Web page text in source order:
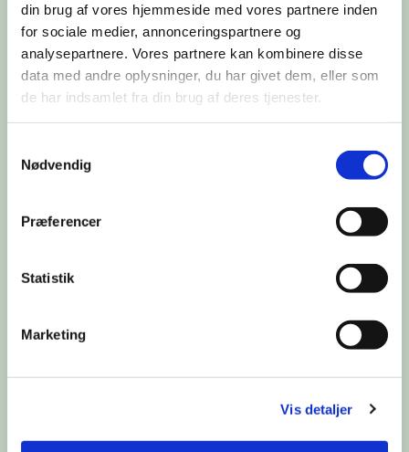
din brug af vores hjemmeside med vores partnere inden
for sociale medier, annonceringspartnere og
analysepartnere. Vores partnere kan kombinere disse
data med andre oplysninger, du har givet dem, eller som
de har indsamlet fra din brug af deres tjenester.
Nødvendig
Præferencer
Statistik
Marketing
Vis detaljer